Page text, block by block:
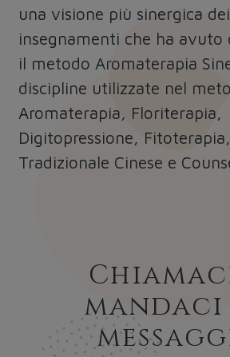
una visione più sinergica
insegnamenti che ha
il metodo Aromaterapia
discipline utilizzate nel
Aromaterapia, Floriterapia,
Digitopressione,
Tradizionale Cinese e
mandaci